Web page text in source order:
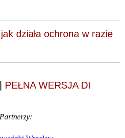
działa ochrona w razie
PEŁNA WERSJA DI
Partnerzy: